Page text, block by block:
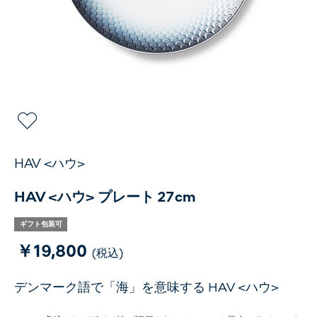
HAV <ハウ>
HAV <ハウ> プレート 27cm
ギフト包装可
￥19,800 (税込)
デンマーク語で「海」を意味する HAV <ハウ>